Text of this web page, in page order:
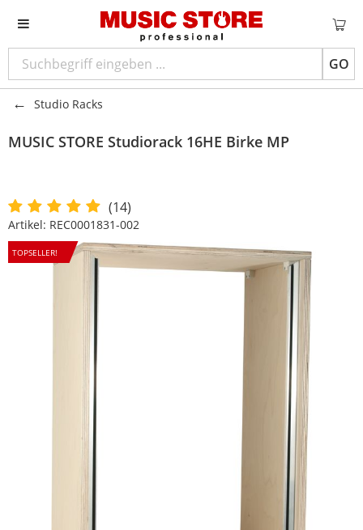
GO
Studio Racks
MUSIC STORE Studiorack 16HE Birke MP
(14)
Artikel: REC0001831-002
TOPSELLER!